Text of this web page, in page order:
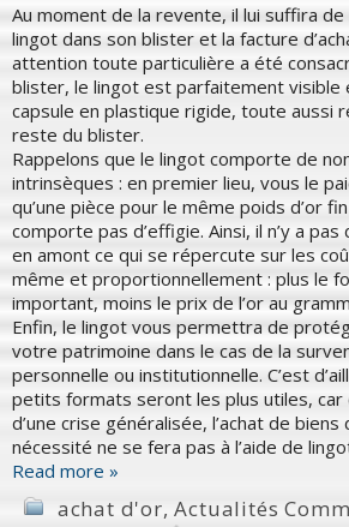
Au moment de la revente, il lui suffira
lingot dans son blister et la facture
attention toute particulière a été
blister, le lingot est parfaitement visible
capsule en plastique rigide, toute aussi
reste du blister.
Rappelons que le lingot comporte de
intrinsèques : en premier lieu, vous le
qu’une pièce pour le même poids d’or
comporte pas d’effigie. Ainsi, il n’y a
en amont ce qui se répercute sur les
même et proportionnellement : plus le
important, moins le prix de l’or au
Enfin, le lingot vous permettra de
votre patrimoine dans le cas de la
personnelle ou institutionnelle. C’est
petits formats seront les plus utiles, car
d’une crise généralisée, l’achat de
nécessité ne se fera pas à l’aide de
Read more »
achat d'or,Actualités